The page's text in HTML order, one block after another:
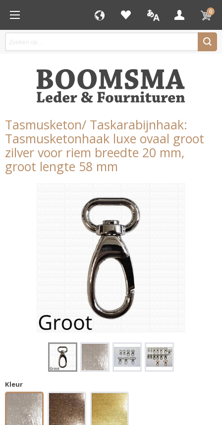
0
Tasmusketon/ Taskarabijnhaak:
Tasmusketonhaak luxe ovaal groot
zilver voor riem breedte 20 mm,
groot lengte 58 mm
Kleur